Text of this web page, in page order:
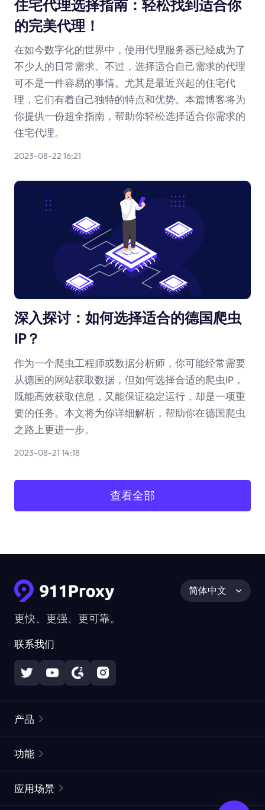
住宅代理选择指南：轻松找到适合你
的完美代理！
在如今数字化的世界中，使用代理服务器已经成为了
不少人的日常需求。不过，选择适合自己需求的代理
可不是一件容易的事情。尤其是最近兴起的住宅代
理，它们有着自己独特的特点和优势。本篇博客将为
你提供一份超全指南，帮助你轻松选择适合你需求的
住宅代理。
2023-08-22 16:21
深入探讨：如何选择适合的德国爬虫
IP？
作为一个爬虫工程师或数据分析师，你可能经常需要
从德国的网站获取数据，但如何选择合适的爬虫IP，
既能高效获取信息，又能保证稳定运行，却是一项重
要的任务。本文将为你详细解析，帮助你在德国爬虫
之路上更进一步。
2023-08-21 14:18
查看全部
更快、更强、更可靠。
联系我们
简体中文
产品
静态住宅代理
功能
应用场景